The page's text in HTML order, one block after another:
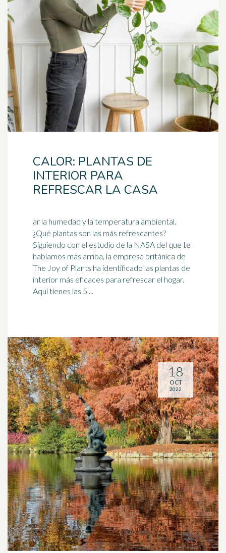
CALOR: PLANTAS DE
INTERIOR PARA
REFRESCAR LA CASA
ar la humedad y la temperatura ambiental.
¿Qué plantas son las más refrescantes?
Siguiendo con el estudio de la NASA del que te
hablamos más arriba, la empresa británica de
The Joy of Plants ha identificado las plantas de
interior más eficaces para refrescar el hogar.
Aquí tienes las 5 ...
18
OCT
2022